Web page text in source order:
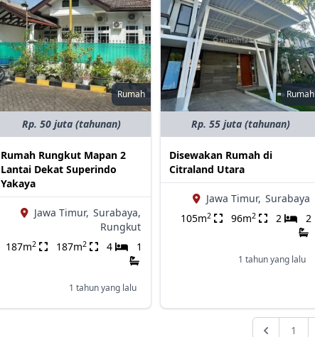
Rumah
Rp. 50 juta (tahunan)
Rumah Rungkut Mapan 2
Lantai Dekat Superindo
Yakaya
Jawa Timur, Surabaya,
Rungkut
187m2 187m2 4 1
1 tahun yang lalu
Rumah
Rp. 55 juta (tahunan)
Disewakan Rumah di
Citraland Utara
Jawa Timur, Surabaya
105m2 96m2 2 2
1 tahun yang lalu
1